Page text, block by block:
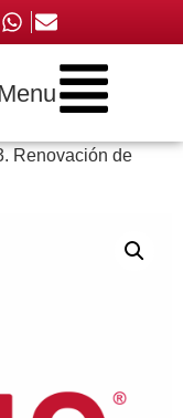
Renovación de